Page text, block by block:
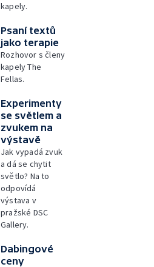
kapely.
Psaní textů
jako terapie
Rozhovor s členy
kapely The
Fellas.
Experimenty
se světlem a
zvukem na
výstavě
Jak vypadá zvuk
a dá se chytit
světlo? Na to
odpovídá
výstava v
pražské DSC
Gallery.
Dabingové
ceny